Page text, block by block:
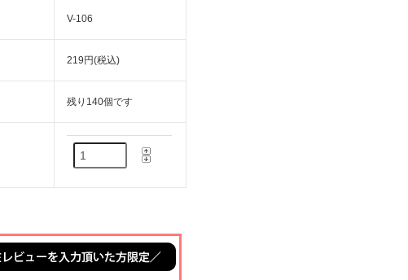
V-106
219円(税込)
残り140個です